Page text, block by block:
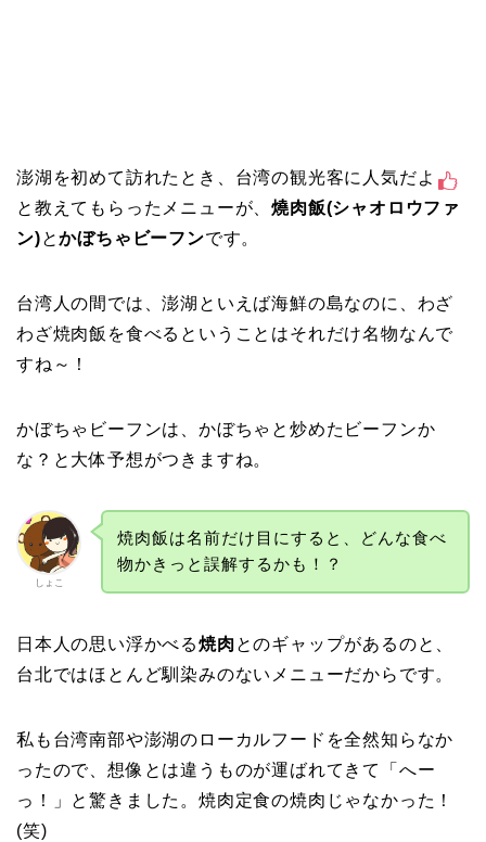
澎湖を初めて訪れたとき、台湾の観光客に人気だよ
と教えてもらったメニューが、燒肉飯(シャオロウファ
ン)とかぼちゃビーフンです。
台湾人の間では、澎湖といえば海鮮の島なのに、わざ
わざ焼肉飯を食べるということはそれだけ名物なんで
すね～！
かぼちゃビーフンは、かぼちゃと炒めたビーフンか
な？と大体予想がつきますね。
しょこ
焼肉飯は名前だけ目にすると、どんな食べ
物かきっと誤解するかも！？
日本人の思い浮かべる焼肉 とのギャップがあるのと、
台北ではほとんど馴染みのないメニューだからです。
私も台湾南部や澎湖のローカルフードを全然知らなか
ったので、想像とは違うものが運ばれてきて「へー
っ！」と驚きました。焼肉定食の焼肉じゃなかった！
(笑)